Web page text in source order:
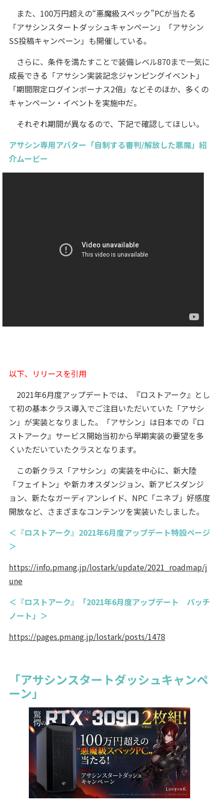
また、100万円超えの“悪魔級スペック”PCが当たる
「アサシンスタートダッシュキャンペーン」「アサシン
SS投稿キャンペーン」も開催している。
さらに、条件を満たすことで装備レベル870まで一気に
成長できる「アサシン実装記念ジャンピングイベント」
「期間限定ログインボーナス2倍」などそのほか、多くの
キャンペーン・イベントを実施中だ。
それぞれ期間が異なるので、下記で確認してほしい。
アサシン専用アバター「自制する審判/解放した悪魔」紹
介ムービー
以下、リリースを引用
2021年6月度アップデートでは、『ロストアーク』とし
て初の基本クラス導入でご注目いただいていた「アサシ
ン」が実装となりました。「アサシン」は日本での『ロ
ストアーク』サービス開始当初から早期実装の要望を多
くいただいていたクラスとなります。
この新クラス「アサシン」の実装を中心に、新大陸
「フェイトン」や新カオスダンジョン、新アビスダンジ
ョン、新たなガーディアンレイド、NPC「ニネブ」好感度
開放など、さまざまなコンテンツを実装いたしました。
＜『ロストアーク』2021年6月度アップデート特設ページ
＞
https://info.pmang.jp/lostark/update/2021_roadmap/j
une
＜『ロストアーク』「2021年6月度アップデート パッチ
ノート」＞
https://pages.pmang.jp/lostark/posts/1478
「アサシンスタートダッシュキャンペ
ーン」